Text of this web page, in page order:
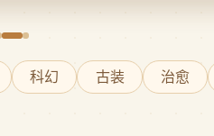
科幻 古装 治愈